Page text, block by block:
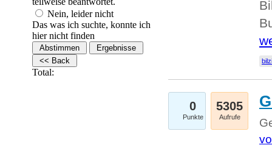
Nein, leider nicht
Das was ich suchte, konnte ich
hier nicht finden
Total:
0
Punkte
5305
Aufrufe